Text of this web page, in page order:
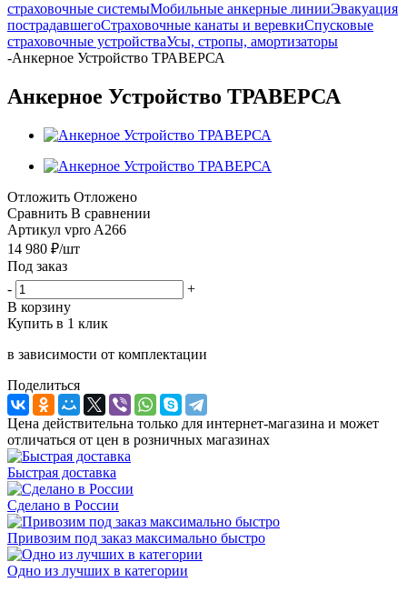
страховочные системыМобильные анкерные линииЭвакуация
пострадавшегоСтраховочные канаты и веревкиСпусковые
страховочные устройстваУсы, стропы, амортизаторы
-Анкерное Устройство ТРАВЕРСА
Анкерное Устройство ТРАВЕРСА
Отложить Отложено
Сравнить В сравнении
Артикул vpro A266
14 980 ₽/шт
Под заказ
-
+
В корзину
Купить в 1 клик
в зависимости от комплектации
Поделиться
Цена действительна только для интернет-магазина и может
отличаться от цен в розничных магазинах
Быстрая доставка
Сделано в России
Привозим под заказ максимально быстро
Одно из лучших в категории